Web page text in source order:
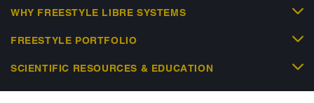
WHY FREESTYLE LIBRE SYSTEMS
FREESTYLE PORTFOLIO
SCIENTIFIC RESOURCES & EDUCATION